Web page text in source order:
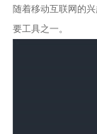
随着移动互联网的
要工具之一。